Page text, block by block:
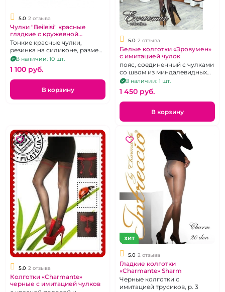
5.0 2 отзыва
Чулки "Beileisi" красные
гладкие с кружевной
резинкой
Тонкие красные чулки,
резинка на силиконе, размер
2-3В наличии: 10 шт.
1 100 pуб.
В корзину
5.0 2 отзыва
Белые колготки «Эровумен»
с имитацией чулок
пояс, соединенный с чулками
со швом из миндалевидных
вырезов, р. 42-44
В наличии: 1 шт.
1 450 pуб.
В корзину
5.0 2 отзыва
Колготки «Charmante»
черные с имитацией чулков
ХИТ
5.0 2 отзыва
Гладкие колготки
«Charmante» Sharm
Черные колготки с
имитацией трусиков, р. 3